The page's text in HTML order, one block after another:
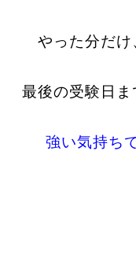
やった分だけ
最後の受験日ま
強い気持ち